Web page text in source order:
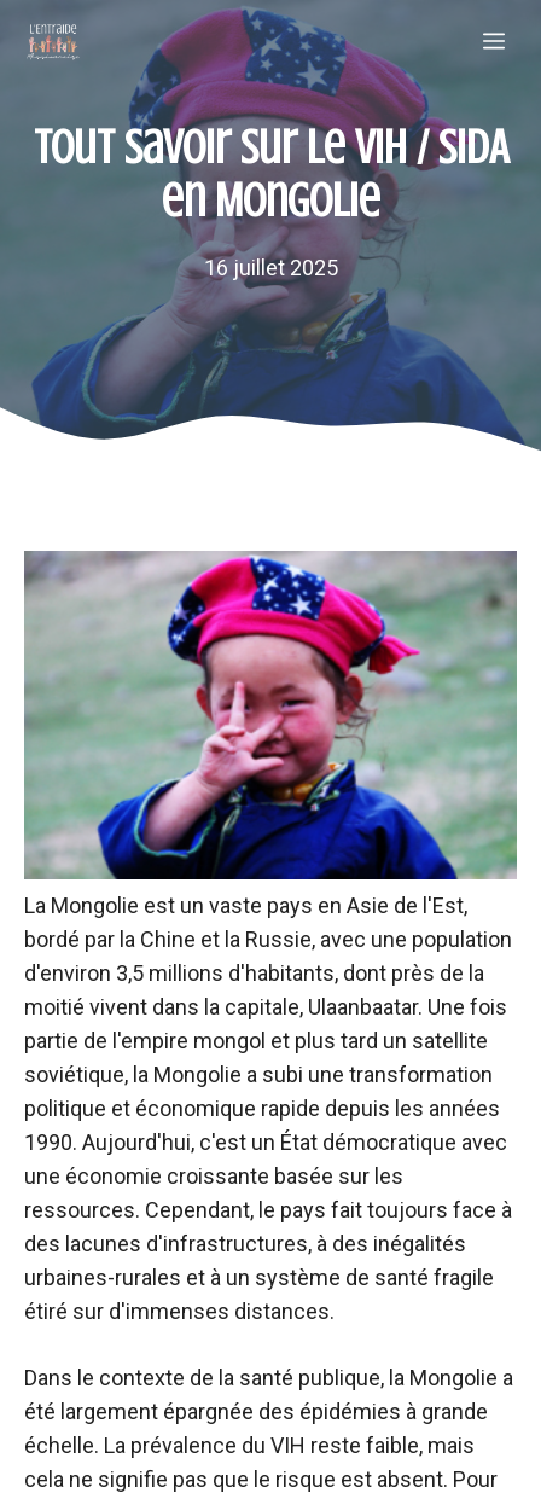
Tout savoir sur le VIH / SIDA
en Mongolie
16 juillet 2025
La Mongolie est un vaste pays en Asie de l'Est,
bordé par la Chine et la Russie, avec une population
d'environ 3,5 millions d'habitants, dont près de la
moitié vivent dans la capitale, Ulaanbaatar. Une fois
partie de l'empire mongol et plus tard un satellite
soviétique, la Mongolie a subi une transformation
politique et économique rapide depuis les années
1990. Aujourd'hui, c'est un État démocratique avec
une économie croissante basée sur les
ressources. Cependant, le pays fait toujours face à
des lacunes d'infrastructures, à des inégalités
urbaines-rurales et à un système de santé fragile
étiré sur d'immenses distances.
Dans le contexte de la santé publique, la Mongolie a
été largement épargnée des épidémies à grande
échelle. La prévalence du VIH reste faible, mais
cela ne signifie pas que le risque est absent. Pour